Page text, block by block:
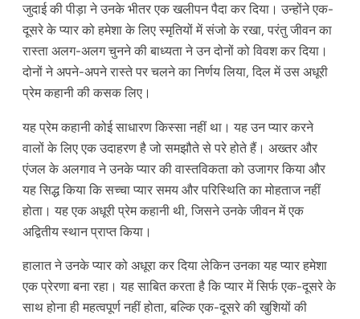
जुदाई की पीड़ा ने उनके भीतर एक खलीपन पैदा कर दिया। उन्होंने एक-
दूसरे के प्यार को हमेशा के लिए स्मृतियों में संजो के रखा, परंतु जीवन का
रास्ता अलग-अलग चुनने की बाध्यता ने उन दोनों को विवश कर दिया।
दोनों ने अपने-अपने रास्ते पर चलने का निर्णय लिया, दिल में उस अधूरी
प्रेम कहानी की कसक लिए।
यह प्रेम कहानी कोई साधारण किस्सा नहीं था। यह उन प्यार करने
वालों के लिए एक उदाहरण है जो समझौते से परे होते हैं। अख्तर और
एंजल के अलगाव ने उनके प्यार की वास्तविकता को उजागर किया और
यह सिद्ध किया कि सच्चा प्यार समय और परिस्थिति का मोहताज नहीं
होता। यह एक अधूरी प्रेम कहानी थी, जिसने उनके जीवन में एक
अद्वितीय स्थान प्राप्त किया।
हालात ने उनके प्यार को अधूरा कर दिया लेकिन उनका यह प्यार हमेशा
एक प्रेरणा बना रहा। यह साबित करता है कि प्यार में सिर्फ एक-दूसरे के
साथ होना ही महत्वपूर्ण नहीं होता, बल्कि एक-दूसरे की खुशियों की